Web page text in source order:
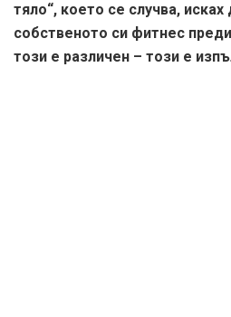
тяло“, което се случва,
собственото си фитнес
този е различен – този е